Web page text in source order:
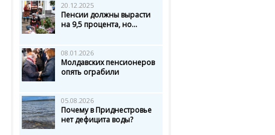
20.12.2025
Пенсии должны вырасти
на 9,5 процента, но...
08.01.2026
Молдавских пенсионеров
опять ограбили
05.08.2026
Почему в Приднестровье
нет дефицита воды?